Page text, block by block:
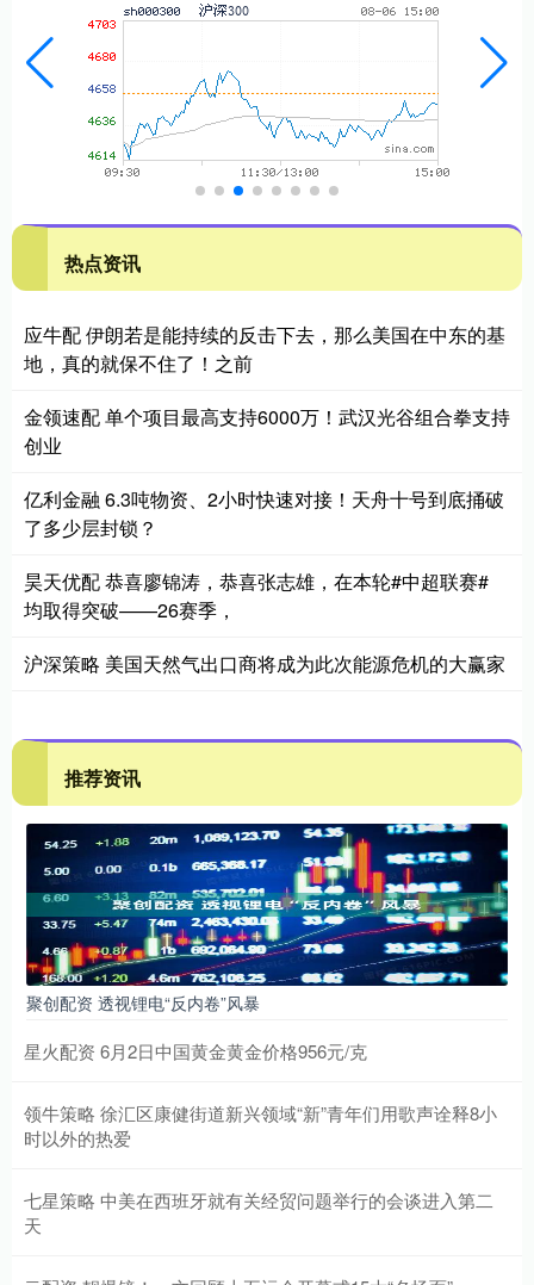
热点资讯
应牛配 伊朗若是能持续的反击下去，那么美国在中东的基
地，真的就保不住了！之前
金领速配 单个项目最高支持6000万！武汉光谷组合拳支持
创业
亿利金融 6.3吨物资、2小时快速对接！天舟十号到底捅破
了多少层封锁？
昊天优配 恭喜廖锦涛，恭喜张志雄，在本轮#中超联赛#
均取得突破——26赛季，
沪深策略 美国天然气出口商将成为此次能源危机的大赢家
推荐资讯
聚创配资 透视锂电“反内卷”风暴
星火配资 6月2日中国黄金黄金价格956元/克
领牛策略 徐汇区康健街道新兴领域“新”青年们用歌声诠释8小
时以外的热爱
七星策略 中美在西班牙就有关经贸问题举行的会谈进入第二
天